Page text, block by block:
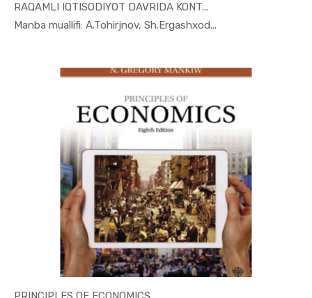
RAQAMLI IQTISODIYOT DAVRIDA KONT...
Manba muallifi: A.Tohirjnov, Sh.Ergashxod...
In Marketi...